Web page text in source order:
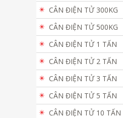
CÂN ĐIỆN TỬ 300KG
CÂN ĐIỆN TỬ 500KG
CÂN ĐIỆN TỬ 1 TẤN
CÂN ĐIỆN TỬ 2 TẤN
CÂN ĐIỆN TỬ 3 TẤN
CÂN ĐIỆN TỬ 5 TẤN
CÂN ĐIỆN TỬ 10 TẤN